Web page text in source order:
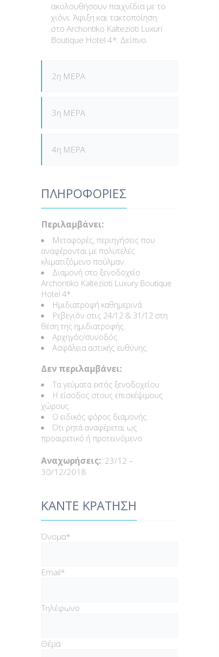
ακολουθήσουν παιχνίδια με το
χιόνι. Άφιξη και τακτοποίηση
στο Archontiko Kaltezioti Luxuri
Boutique Hotel 4*. Δείπνο.
2η ΜΕΡΑ
3η ΜΕΡΑ
4η ΜΕΡΑ
ΠΛΗΡΟΦΟΡΙΕΣ
Περιλαμβάνει:
Μεταφορές, περιηγήσεις που
αναφέρονται με πολυτελές
κλιματιζόμενο πούλμαν.
Διαμονή στο ξενοδοχείο
Archontiko Kaltezioti Luxury Boutique
Hotel 4*.
Ημιδιατροφή καθημερινά.
Ρεβεγιόν στις 24/12 & 31/12 στη
θέση της ημιδιατροφής.
Αρχηγός/συνοδός.
Ασφάλεια αστικής ευθύνης.
Δεν περιλαμβάνει:
Τα γεύματα εκτός ξενοδοχείου.
Η είσοδος στους επισκέψιμους
χώρους.
Ο ειδικός φόρος διαμονής.
Ότι ρητά αναφέρεται ως
προαιρετικό ή προτεινόμενο.
Αναχωρήσεις:: 23/12 –
30/12/2018
ΚΑΝΤΕ ΚΡΑΤΗΣΗ
Όνομα*
Email*
Τηλέφωνο
Θέμα